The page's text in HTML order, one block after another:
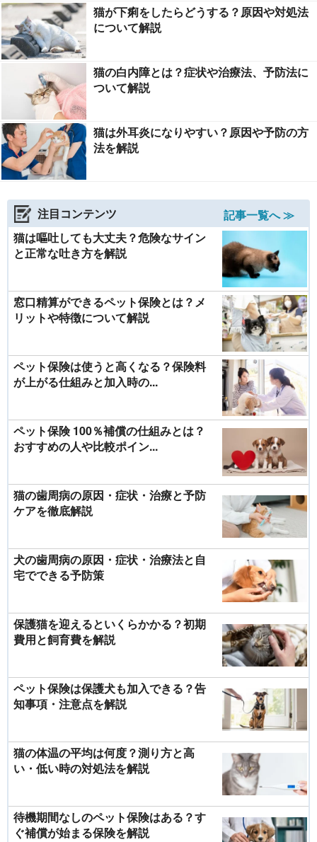
猫が下痢をしたらどうする？原因や対処法
について解説
猫の白内障とは？症状や治療法、予防法に
ついて解説
猫は外耳炎になりやすい？原因や予防の方
法を解説
注目コンテンツ
記事一覧へ ≫
猫は嘔吐しても大丈夫？危険なサイン
と正常な吐き方を解説
窓口精算ができるペット保険とは？メ
リットや特徴について解説
ペット保険は使うと高くなる？保険料
が上がる仕組みと加入時の...
ペット保険 100％補償の仕組みとは？
おすすめの人や比較ポイン...
猫の歯周病の原因・症状・治療と予防
ケアを徹底解説
犬の歯周病の原因・症状・治療法と自
宅でできる予防策
保護猫を迎えるといくらかかる？初期
費用と飼育費を解説
ペット保険は保護犬も加入できる？告
知事項・注意点を解説
猫の体温の平均は何度？測り方と高
い・低い時の対処法を解説
待機期間なしのペット保険はある？す
ぐ補償が始まる保険を解説